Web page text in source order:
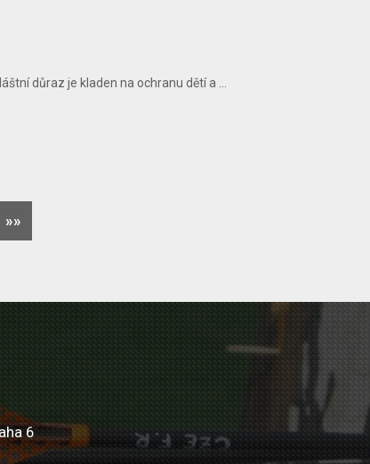
důraz je kladen na ochranu dětí a ...
»»
6